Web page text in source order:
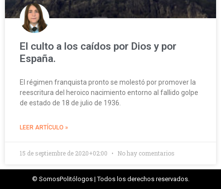
El culto a los caídos por Dios y por
España.
El régimen franquista pronto se molestó por promover la
reescritura del heroico nacimiento entorno al fallido golpe
de estado de 18 de julio de 1936.
LEER ARTÍCULO »
15 de septiembre de 2020+02:00 No hay comentarios
© SomosPolitólogos | Todos los derechos reservados.